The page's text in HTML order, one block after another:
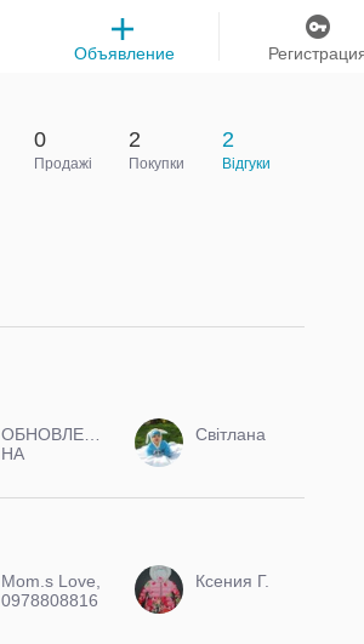
Объявление
0
Продажі
2
Покупки
2
Відгуки
ОБНОВЛЕНИЯ
НА
Світлана
Mom.s Love,
0978808816
Ксения Г.